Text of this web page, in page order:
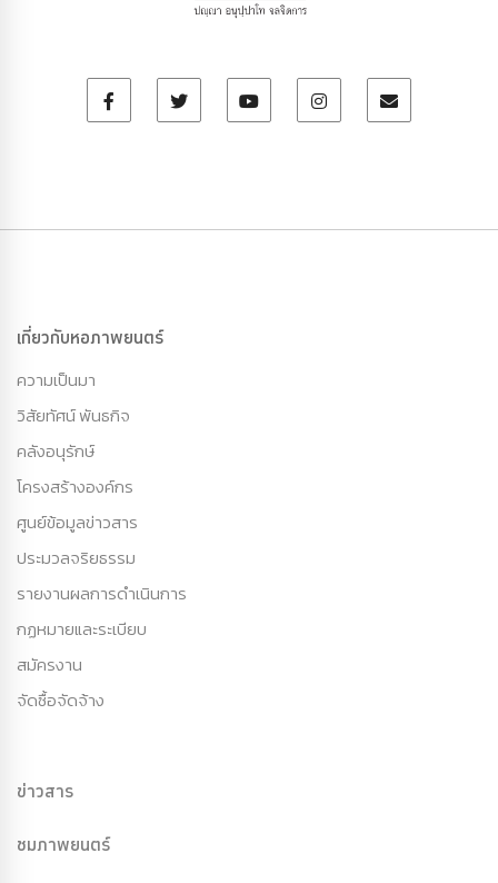
เกี่ยวกับหอภาพยนตร์
ความเป็นมา
วิสัยทัศน์ พันธกิจ
คลังอนุรักษ์
โครงสร้างองค์กร
ศูนย์ข้อมูลข่าวสาร
ประมวลจริยธรรม
รายงานผลการดำเนินการ
กฏหมายและระเบียบ
สมัครงาน
จัดซื้อจัดจ้าง
ข่าวสาร
ชมภาพยนตร์